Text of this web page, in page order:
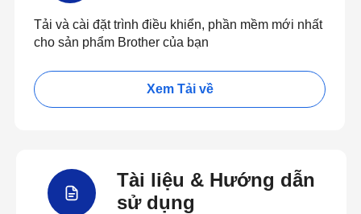
Tải và cài đặt trình điều khiển, phần mềm mới nhất
cho sản phẩm Brother của bạn
Xem Tải về
Tài liệu & Hướng dẫn
sử dụng